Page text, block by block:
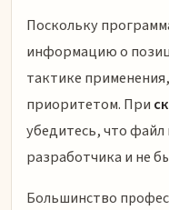
Поскольку
информацию о
тактике
приоритетом. При
убедитесь, что
разработчика и не
Большинство